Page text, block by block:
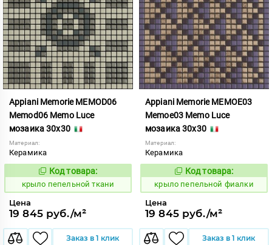
Appiani Memorie MEMOD06
Memod06 Memo Luce
мозаика 30x30
Материал:
Керамика
836980
Код товара:
крыло пепельной ткани
Цена
19 845 руб./м²
Заказ в 1 клик
Appiani Memorie MEMOE03
Memoe03 Memo Luce
мозаика 30x30
Материал:
Керамика
836989
Код товара:
крыло пепельной фиалки
Цена
19 845 руб./м²
Заказ в 1 клик